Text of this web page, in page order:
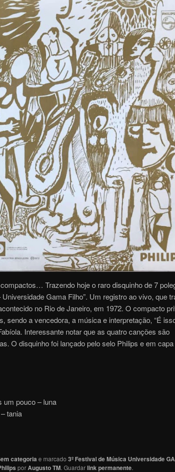
Trazendo hoje o raro disquinho de 7
Universidade Gama Filho”. Um registro ao vivo, que
no Rio de Janeiro, em 1972. O compacto
sendo a vencedora, a música e interpretação, “É
Interessante notar que as quatro canções são
O disquinho foi lançado pelo selo Philips e em capa
um pouco – luna
tania
categoria e marcado 3º Festival de Música Universidade
porAugusto TM. Guardarlink permanente.